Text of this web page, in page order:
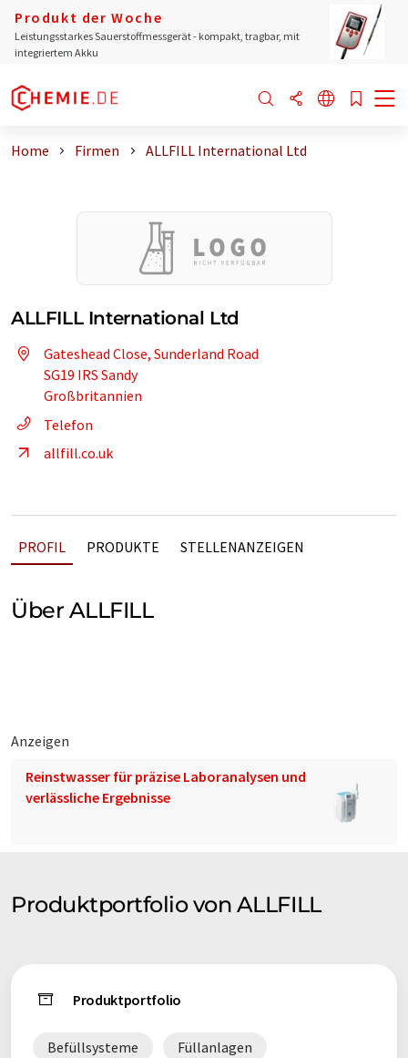
Produkt der Woche
Leistungsstarkes Sauerstoffmessgerät - kompakt, tragbar, mit
integriertem Akku
Home Firmen ALLFILL International Ltd
ALLFILL International Ltd
Gateshead Close, Sunderland Road
SG19 IRS Sandy
Großbritannien
Telefon
allfill.co.uk
PROFIL PRODUKTE STELLENANZEIGEN
Über ALLFILL
Anzeigen
Reinstwasser für präzise Laboranalysen und
verlässliche Ergebnisse
Produktportfolio von ALLFILL
Produktportfolio
Befüllsysteme Füllanlagen